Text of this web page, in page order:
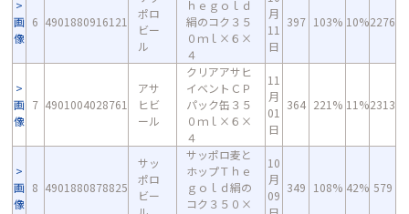
画
像
6 4901880916121
ポロ
ビー
ル
ｈｅｇｏｌｄ
絹のコク３５
０ｍｌ×６×
４
月
11
日
397 103% 10%2276
画
像
7 4901004028761
アサ
ヒビ
ール
クリアアサヒ
イベントＣＰ
パック缶３５
０ｍｌ×６×
４
11
月
01
日
364 221% 11%2313
画
像
8 4901880878825
サッ
ポロ
ビー
サッポロ麦と
ホップＴｈｅ
ｇｏｌｄ絹の
コク３５０×
10
月
09
349 108% 42% 579